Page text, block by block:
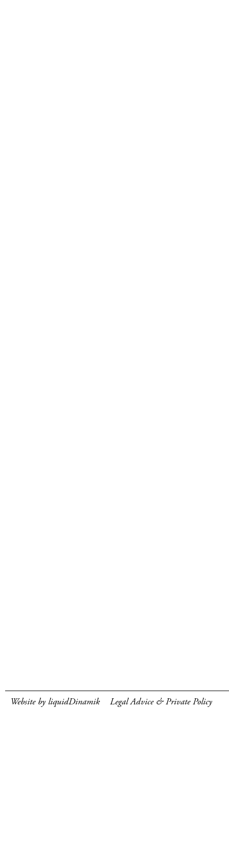
Website by liquidDinamik Legal Advice & Private Policy